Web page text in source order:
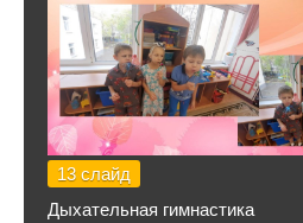
13 слайд
Дыхательная гимнастика